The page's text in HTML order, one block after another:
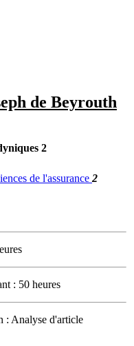
de Beyrouth
2
de l'assurance 2
: 50 heures
: Analyse d'article